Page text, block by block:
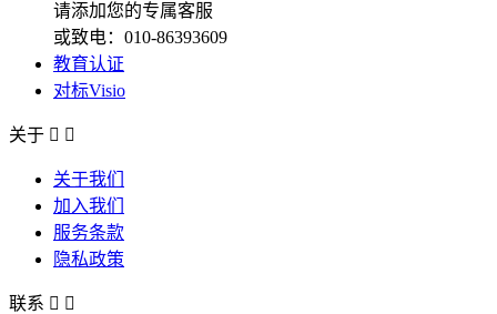
请添加您的专属客服
或致电：010-86393609
教育认证
对标Visio
关于  
关于我们
加入我们
服务条款
隐私政策
联系  